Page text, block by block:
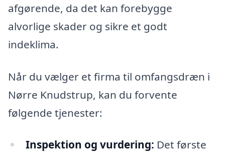
afgørende, da det kan forebygge
alvorlige skader og sikre et godt
indeklima.
Når du vælger et firma til omfangsdræn i
Nørre Knudstrup, kan du forvente
følgende tjenester:
Inspektion og vurdering: Det første